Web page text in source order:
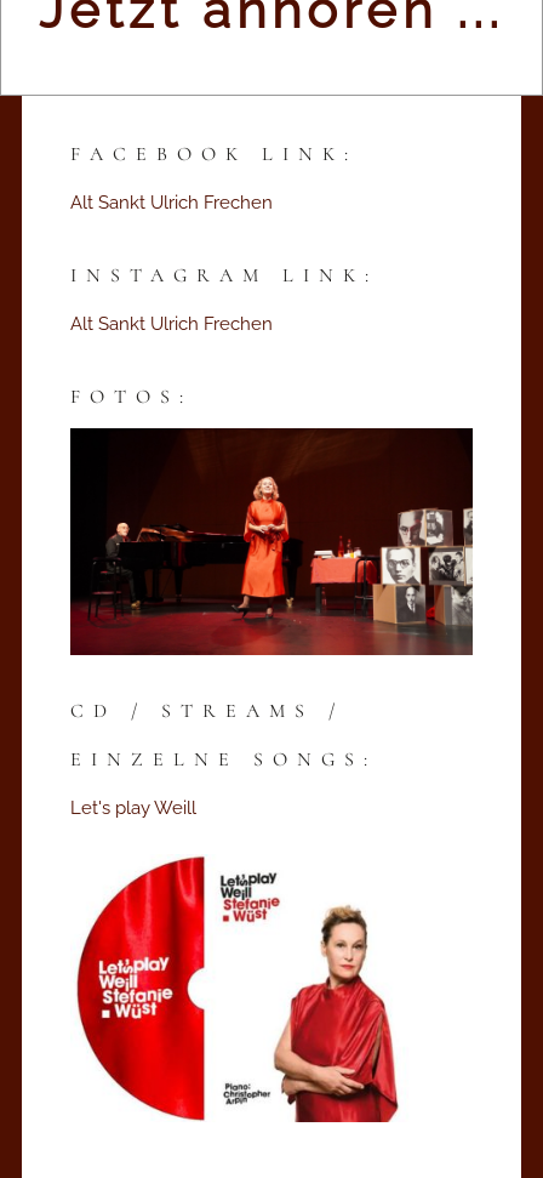
FACEBOOK LINK:
Alt Sankt Ulrich Frechen
INSTAGRAM LINK:
Alt Sankt Ulrich Frechen
FOTOS:
CD / STREAMS /
EINZELNE SONGS:
Let's play Weill